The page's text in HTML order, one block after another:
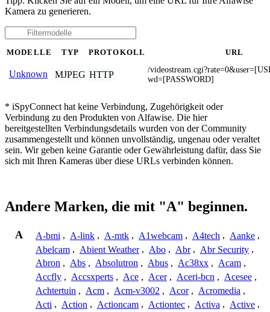
Kamera zu generieren.
MODELLE TYP PROTOKOLL URL
Unknown MJPEG HTTP
/
wd=[PASSWORD]
* iSpyConnect hat keine Verbindung, Zugehörigkeit oder
Verbindung zu den Produkten von Alfawise. Die hier
bereitgestellten Verbindungsdetails wurden von der Community
zusammengestellt und können unvollständig, ungenau oder veraltet
sein. Wir geben keine Garantie oder Gewährleistung dafür, dass Sie
sich mit Ihren Kameras über diese URLs verbinden können.
Andere Marken, die mit "A" beginnen.
A A-bmi , A-link , A-mtk , A1webcam , A4tech , Aanke ,
Abelcam , Abient Weather , Abo , Abr , Abr Security ,
Abron , Abs , Absolutron , Abus , Ac38xx , Acam ,
Accfly , Accsxperts , Ace , Acer , Aceri-bcn , Acesee ,
Achtertuin , Acm , Acm-v3002 , Acor , Acromedia ,
Acti , Action , Actioncam , Actiontec , Activa , Active ,